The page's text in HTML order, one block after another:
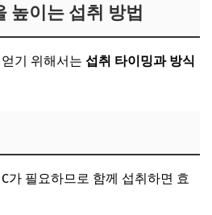
높이는 섭취 방법
기 위해서는 섭취 타이밍과 방식
가 필요하므로 함께 섭취하면 효